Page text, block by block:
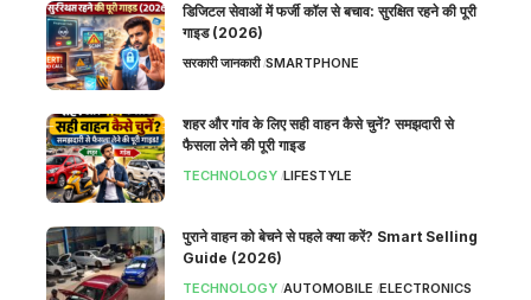
डिजिटल सेवाओं में फर्जी कॉल से बचाव: सुरक्षित रहने की पूरी
गाइड (2026)
सरकारी जानकारी SMARTPHONE
शहर और गांव के लिए सही वाहन कैसे चुनें? समझदारी से
फैसला लेने की पूरी गाइड
TECHNOLOGY LIFESTYLE
पुराने वाहन को बेचने से पहले क्या करें? Smart Selling
Guide (2026)
TECHNOLOGY AUTOMOBILE ELECTRONICS